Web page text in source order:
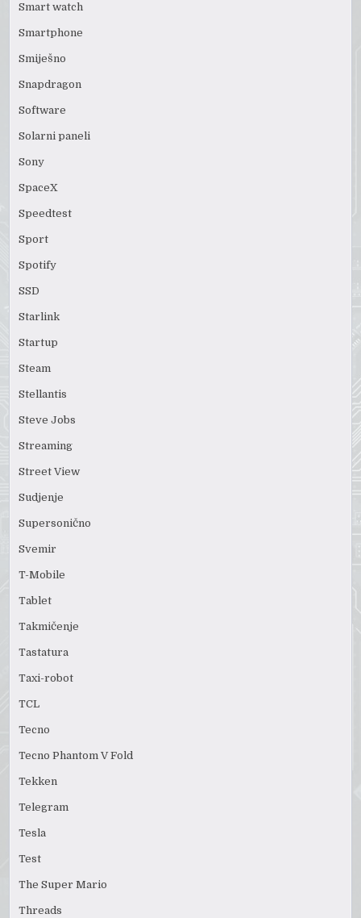
Smart watch
Smartphone
Smiješno
Snapdragon
Software
Solarni paneli
Sony
SpaceX
Speedtest
Sport
Spotify
SSD
Starlink
Startup
Steam
Stellantis
Steve Jobs
Streaming
Street View
Sudjenje
Supersonično
Svemir
T-Mobile
Tablet
Takmičenje
Tastatura
Taxi-robot
TCL
Tecno
Tecno Phantom V Fold
Tekken
Telegram
Tesla
Test
The Super Mario
Threads